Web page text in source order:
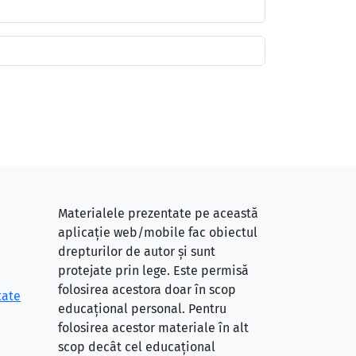
Materialele prezentate pe această
aplicație web/mobile fac obiectul
drepturilor de autor și sunt
protejate prin lege. Este permisă
folosirea acestora doar în scop
educațional personal. Pentru
folosirea acestor materiale în alt
scop decât cel educațional